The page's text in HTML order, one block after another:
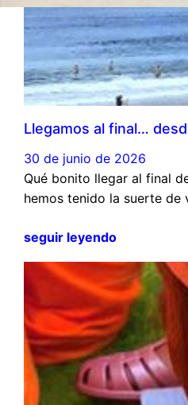
Llegamos al final…
30 de junio de 2026
Qué bonito llegar al final
hemos tenido la suerte
seguir leyendo